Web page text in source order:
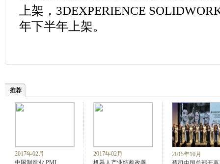
上架，3DEXPERIENCE
年下半年上架。
推荐
2017年02月
中国制造业 PMI
2017年02月
机器人产业结构改善
2015年10月